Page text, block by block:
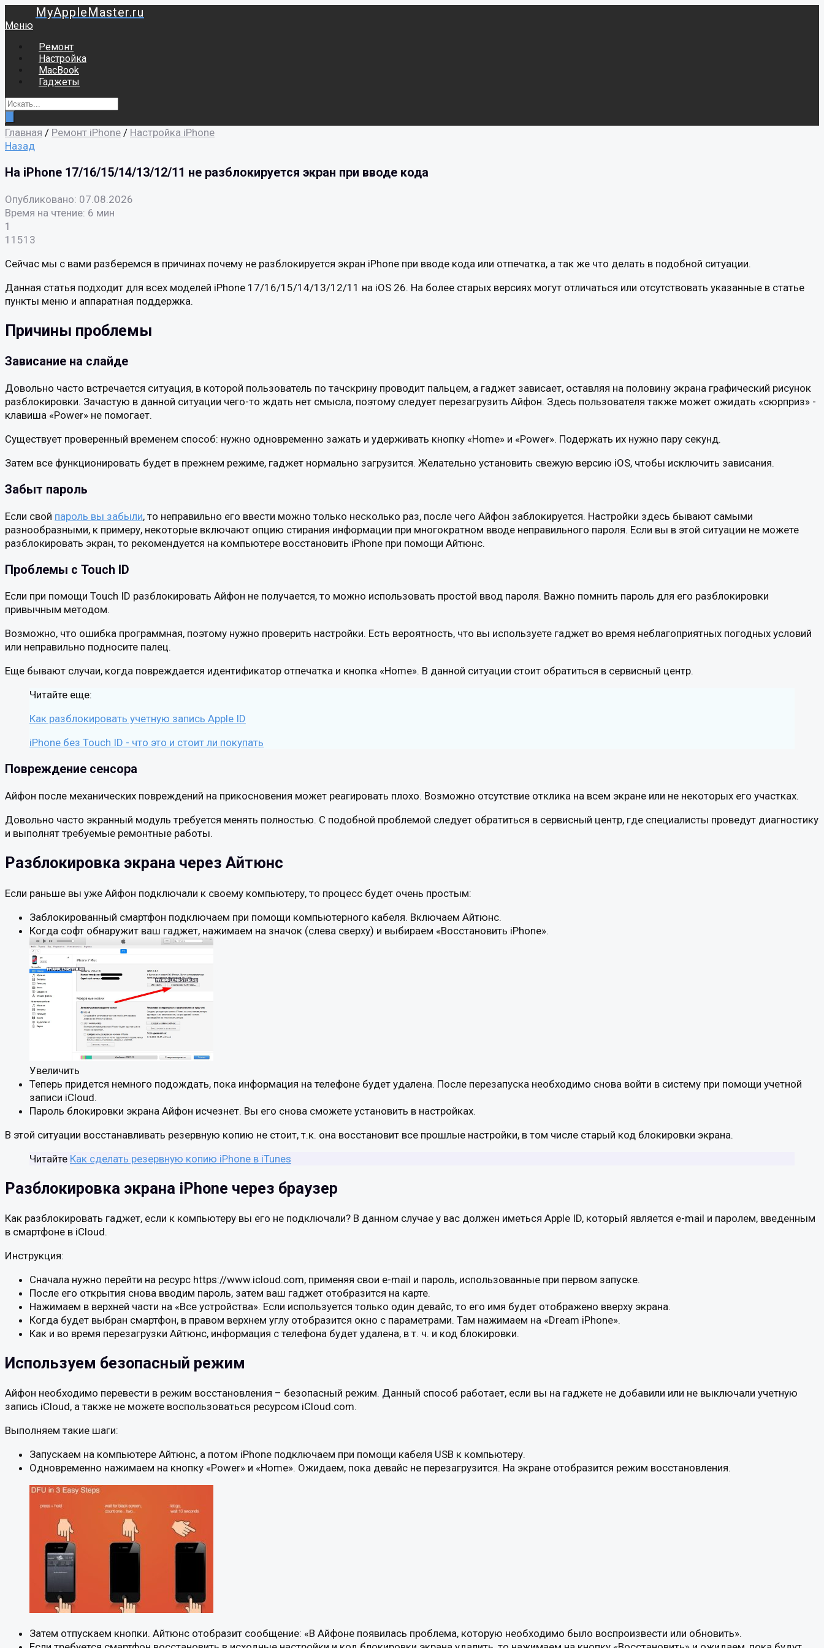
MyAppleMaster.ru
Меню
Ремонт
Настройка
MacBook
Гаджеты
Главная / Ремонт iPhone / Настройка iPhone
Назад
На iPhone 17/16/15/14/13/12/11 не разблокируется экран при вводе кода
Опубликовано: 07.08.2026
Время на чтение: 6 мин
1
11513
Сейчас мы с вами разберемся в причинах почему не разблокируется экран iPhone при вводе кода или отпечатка, а так же что делать в подобной ситуации.
Данная статья подходит для всех моделей iPhone 17/16/15/14/13/12/11 на iOS 26. На более старых версиях могут отличаться или отсутствовать указанные в статье
пункты меню и аппаратная поддержка.
Причины проблемы
Зависание на слайде
Довольно часто встречается ситуация, в которой пользователь по тачскрину проводит пальцем, а гаджет зависает, оставляя на половину экрана графический рисунок
разблокировки. Зачастую в данной ситуации чего-то ждать нет смысла, поэтому следует перезагрузить Айфон. Здесь пользователя также может ожидать «сюрприз» -
клавиша «Power» не помогает.
Существует проверенный временем способ: нужно одновременно зажать и удерживать кнопку «Home» и «Power». Подержать их нужно пару секунд.
Затем все функционировать будет в прежнем режиме, гаджет нормально загрузится. Желательно установить свежую версию iOS, чтобы исключить зависания.
Забыт пароль
Если свой пароль вы забыли, то неправильно его ввести можно только несколько раз, после чего Айфон заблокируется. Настройки здесь бывают самыми
разнообразными, к примеру, некоторые включают опцию стирания информации при многократном вводе неправильного пароля. Если вы в этой ситуации не можете
разблокировать экран, то рекомендуется на компьютере восстановить iPhone при помощи Айтюнс.
Проблемы с Touch ID
Если при помощи Touch ID разблокировать Айфон не получается, то можно использовать простой ввод пароля. Важно помнить пароль для его разблокировки
привычным методом.
Возможно, что ошибка программная, поэтому нужно проверить настройки. Есть вероятность, что вы используете гаджет во время неблагоприятных погодных условий
или неправильно подносите палец.
Еще бывают случаи, когда повреждается идентификатор отпечатка и кнопка «Home». В данной ситуации стоит обратиться в сервисный центр.
Читайте еще:
Как разблокировать учетную запись Apple ID
iPhone без Touch ID - что это и стоит ли покупать
Повреждение сенсора
Айфон после механических повреждений на прикосновения может реагировать плохо. Возможно отсутствие отклика на всем экране или не некоторых его участках.
Довольно часто экранный модуль требуется менять полностью. С подобной проблемой следует обратиться в сервисный центр, где специалисты проведут диагностику
и выполнят требуемые ремонтные работы.
Разблокировка экрана через Айтюнс
Если раньше вы уже Айфон подключали к своему компьютеру, то процесс будет очень простым:
Заблокированный смартфон подключаем при помощи компьютерного кабеля. Включаем Айтюнс.
Когда софт обнаружит ваш гаджет, нажимаем на значок (слева сверху) и выбираем «Восстановить iPhone».
Увеличить
Теперь придется немного подождать, пока информация на телефоне будет удалена. После перезапуска необходимо снова войти в систему при помощи учетной
записи iCloud.
Пароль блокировки экрана Айфон исчезнет. Вы его снова сможете установить в настройках.
В этой ситуации восстанавливать резервную копию не стоит, т.к. она восстановит все прошлые настройки, в том числе старый код блокировки экрана.
Читайте Как сделать резервную копию iPhone в iTunes
Разблокировка экрана iPhone через браузер
Как разблокировать гаджет, если к компьютеру вы его не подключали? В данном случае у вас должен иметься Apple ID, который является e-mail и паролем, введенным
в смартфоне в iCloud.
Инструкция:
Сначала нужно перейти на ресурс https://www.icloud.com, применяя свои e-mail и пароль, использованные при первом запуске.
После его открытия снова вводим пароль, затем ваш гаджет отобразится на карте.
Нажимаем в верхней части на «Все устройства». Если используется только один девайс, то его имя будет отображено вверху экрана.
Когда будет выбран смартфон, в правом верхнем углу отобразится окно с параметрами. Там нажимаем на «Dream iPhone».
Как и во время перезагрузки Айтюнс, информация с телефона будет удалена, в т. ч. и код блокировки.
Используем безопасный режим
Айфон необходимо перевести в режим восстановления – безопасный режим. Данный способ работает, если вы на гаджете не добавили или не выключали учетную
запись iCloud, а также не можете воспользоваться ресурсом iCloud.com.
Выполняем такие шаги:
Запускаем на компьютере Айтюнс, а потом iPhone подключаем при помощи кабеля USB к компьютеру.
Одновременно нажимаем на кнопку «Power» и «Home». Ожидаем, пока девайс не перезагрузится. На экране отобразится режим восстановления.
Затем отпускаем кнопки. Айтюнс отобразит сообщение: «В Айфоне появилась проблема, которую необходимо было воспроизвести или обновить».